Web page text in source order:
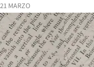
21 MARZO